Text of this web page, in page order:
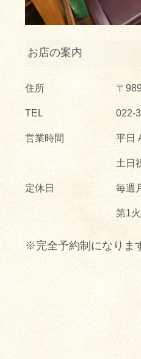
お店の案内
住所 〒
TEL 022-
営業時間 平日
土日
定休日 毎週
第1
※完全予約制になりま